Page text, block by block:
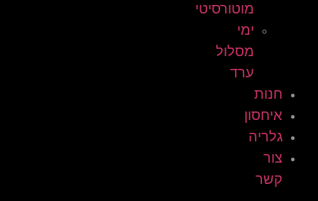
מוטורסיטי
ימי
מסלול
ערד
חנות
איחסון
גלריה
צור
קשר